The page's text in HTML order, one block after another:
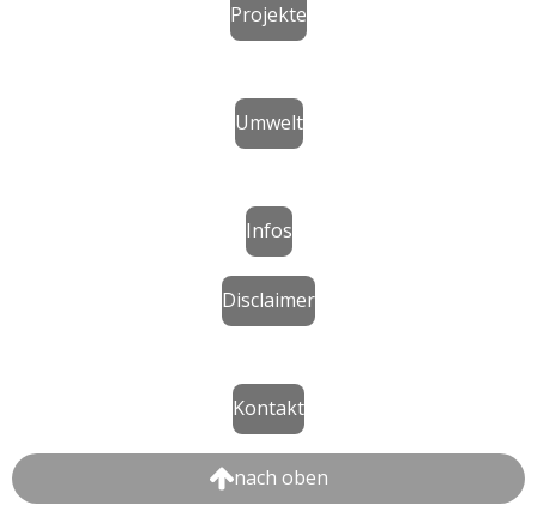
Projekte
Umwelt
Infos
Disclaimer
Kontakt
nach oben